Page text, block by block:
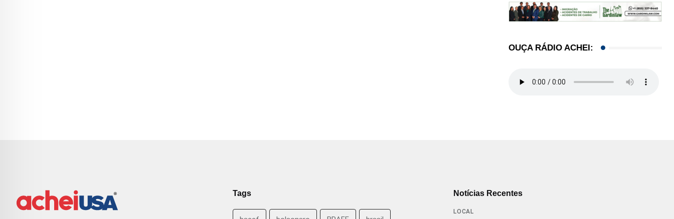
OUÇA RÁDIO ACHEI:
Tags Notícias Recentes
LOCAL